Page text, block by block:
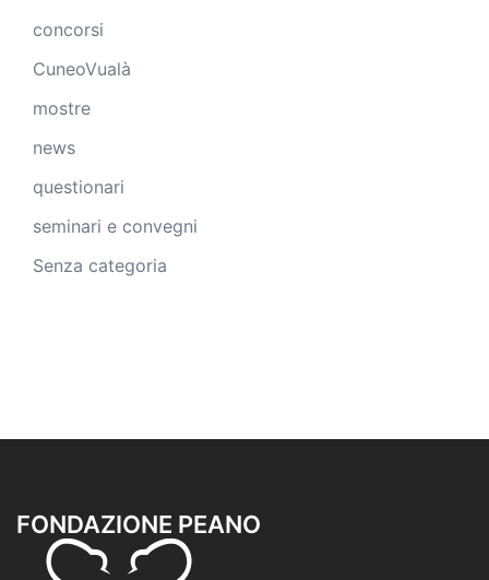
concorsi
CuneoVualà
mostre
news
questionari
seminari e convegni
Senza categoria
FONDAZIONE PEANO